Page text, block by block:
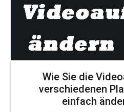
Wie Sie die
verschiedenen
einfach